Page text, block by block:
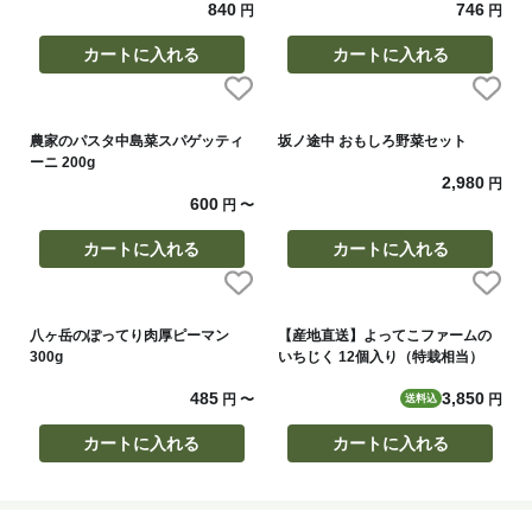
840円
カートに入れる
746 円
カートに入れる
農家のパスタ中島菜スパゲッティ
ーニ 200g
600円 〜
カートに入れる
坂ノ途中 おもしろ野菜セット
2,980 円
カートに入れる
八ヶ岳のぽってり肉厚ピーマン
300g
485円 〜
カートに入れる
【産地直送】よってこファームの
いちじく 12個入り（特栽相当）
送料込 3,850 円
カートに入れる